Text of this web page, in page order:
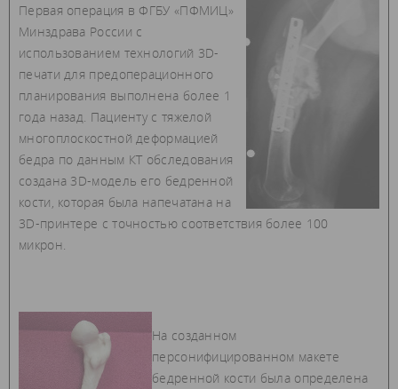
Первая операция в ФГБУ «ПФМИЦ»
Минздрава России с
использованием технологий 3D-
печати для предоперационного
планирования выполнена более 1
года назад. Пациенту с тяжелой
многоплоскостной деформацией
бедра по данным КТ обследования
создана 3D-модель его бедренной
кости, которая была напечатана на
3D-принтере с точностью соответствия более 100
микрон.
На созданном
персонифицированном макете
бедренной кости была определена